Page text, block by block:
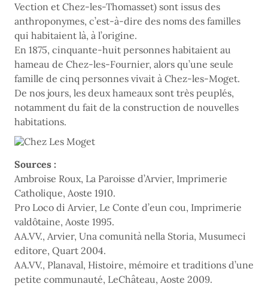
Vection et Chez-les-Thomasset) sont issus des
anthroponymes, c’est-à-dire des noms des familles
qui habitaient là, à l’origine.
En 1875, cinquante-huit personnes habitaient au
hameau de Chez-les-Fournier, alors qu’une seule
famille de cinq personnes vivait à Chez-les-Moget.
De nos jours, les deux hameaux sont très peuplés,
notamment du fait de la construction de nouvelles
habitations.
Sources :
Ambroise Roux, La Paroisse d’Arvier, Imprimerie
Catholique, Aoste 1910.
Pro Loco di Arvier, Le Conte d’eun cou, Imprimerie
valdôtaine, Aoste 1995.
AA.VV., Arvier, Una comunità nella Storia, Musumeci
editore, Quart 2004.
AA.VV., Planaval, Histoire, mémoire et traditions d’une
petite communauté, LeChâteau, Aoste 2009.